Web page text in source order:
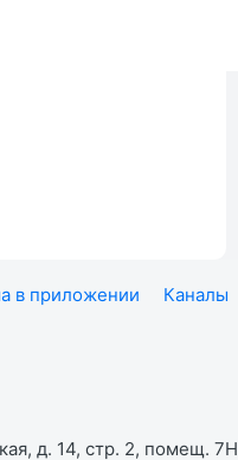
в приложении Каналы
д. 14, стр. 2, помещ. 7Н